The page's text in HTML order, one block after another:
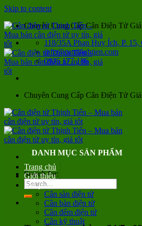
Skip to content
Chuyên Cung Cấp Cân Điện Tử
118/35A Phan Huy Ích, P.
info@canthinhtien.com
0935 177 186
Chuyên Cung Cấp Cân Điện Tử
Search for:
DANH MỤC SẢN PHẨM
Trang chủ
Giới thiệu
Sản phẩm
Cân sàn điện tử
Cân bàn điện tử
Cân đếm điện tử
Cân kỹ thuật